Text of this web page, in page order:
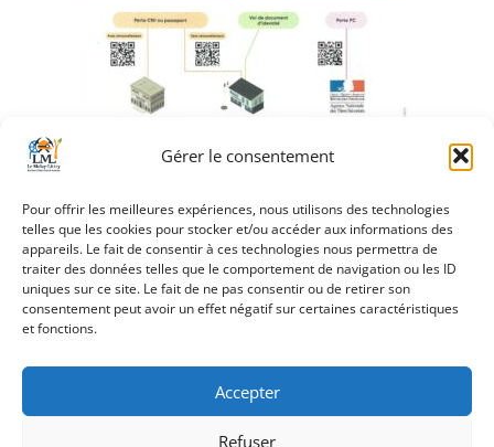
Gérer le consentement
Pour offrir les meilleures expériences, nous utilisons des technologies
telles que les cookies pour stocker et/ou accéder aux informations des
appareils. Le fait de consentir à ces technologies nous permettra de
traiter des données telles que le comportement de navigation ou les ID
uniques sur ce site. Le fait de ne pas consentir ou de retirer son
consentement peut avoir un effet négatif sur certaines caractéristiques
et fonctions.
Accepter
Refuser
Nouveau pour les voyages scolaires en Angleterre